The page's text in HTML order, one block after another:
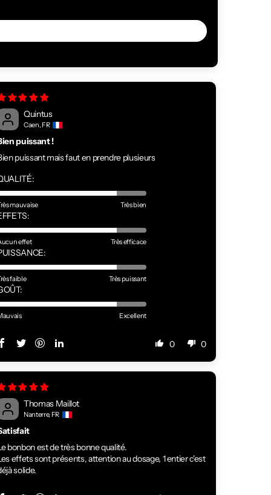
Quintus
Caen, FR
puissant !
puissant mais faut en prendre plusieurs
mauvaise Très bien
effet Très efficace
faible Très puissant
Excellent
0 0
Thomas Maillot
Nanterre, FR
bonbon est de très bonne qualité.
effets sont présents, attention au dosage, 1 entier c'est
solide.